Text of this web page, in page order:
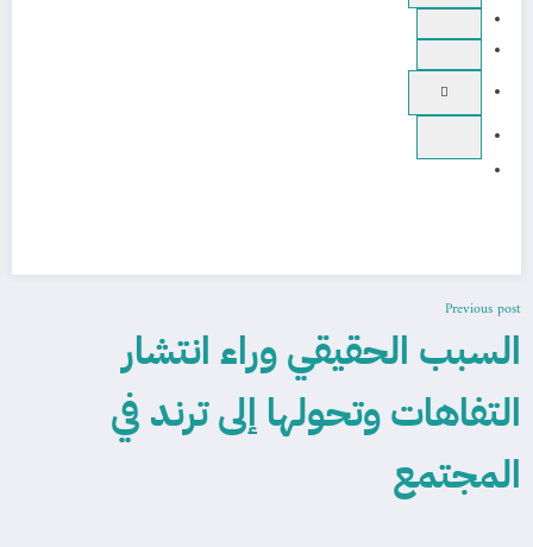
Previous post
السبب الحقيقي وراء انتشار
التفاهات وتحولها إلى ترند في
المجتمع